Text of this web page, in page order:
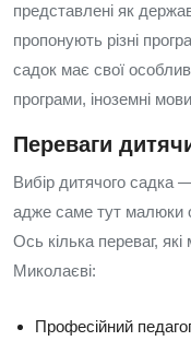
представлені як
пропонують різні
садок має свої
програми, іноземні
Переваги
Вибір дитячого садка
адже саме тут малюки
Ось кілька переваг,
Миколаєві:
Професійний